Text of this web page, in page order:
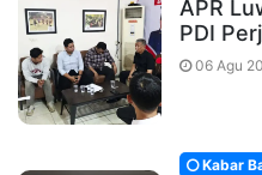
APR
PDI
06 Agu
Kabar